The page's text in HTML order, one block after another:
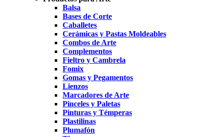
Balsa
Bases de Corte
Caballetes
Cerámicas y Pastas Moldeables
Combos de Arte
Complementos
Fieltro y Cambrela
Fomix
Gomas y Pegamentos
Lienzos
Marcadores de Arte
Pinceles y Paletas
Pinturas y Témperas
Plastilinas
Plumafón